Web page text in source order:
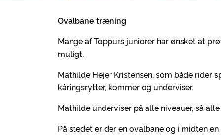
Ovalbane træning
Mange af Toppurs juniorer har ønsket at
muligt.
Mathilde Hejer Kristensen, som både rider
kåringsrytter, kommer og underviser.
Mathilde underviser på alle niveauer, så
På stedet er der en ovalbane og i midten